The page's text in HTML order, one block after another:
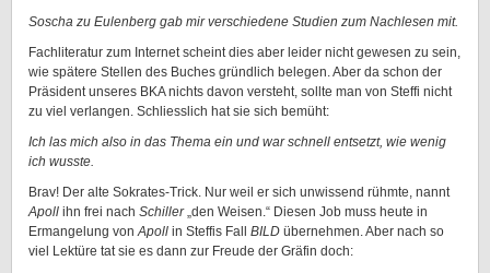
Soscha zu Eulenberg gab mir verschiedene Studien zum Nachlesen mit.
Fachliteratur zum Internet scheint dies aber leider nicht gewesen zu sein,
wie spätere Stellen des Buches gründlich belegen. Aber da schon der
Präsident unseres BKA nichts davon versteht, sollte man von Steffi nicht
zu viel verlangen. Schliesslich hat sie sich bemüht:
Ich las mich also in das Thema ein und war schnell entsetzt, wie wenig
ich wusste.
Brav! Der alte Sokrates-Trick. Nur weil er sich unwissend rühmte, nannt
Apoll ihn frei nach Schiller„den Weisen.“ Diesen Job muss heute in
Ermangelung vonApoll in Steffis Fall BILD übernehmen. Aber nach so
viel Lektüre tat sie es dann zur Freude der Gräfin doch: